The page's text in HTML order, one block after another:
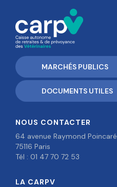
MARCHÉS PUBLICS
DOCUMENTS UTILES
NOUS CONTACTER
64 avenue Raymond Poincaré
75116 Paris
Tél : 01 47 70 72 53
LA CARPV